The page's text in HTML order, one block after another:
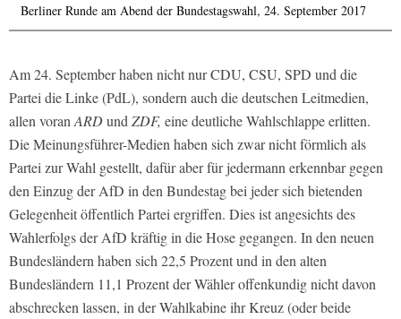
Berliner Runde am Abend der Bundestagswahl, 24. September 2017
Am 24. September haben nicht nur CDU, CSU, SPD und die
Partei die Linke (PdL), sondern auch die deutschen Leitmedien,
allen voran ARDund ZDF, eine deutliche Wahlschlappe erlitten.
Die Meinungsführer-Medien haben sich zwar nicht förmlich als
Partei zur Wahl gestellt, dafür aber für jedermann erkennbar gegen
den Einzug der AfD in den Bundestag bei jeder sich bietenden
Gelegenheit öffentlich Partei ergriffen. Dies ist angesichts des
Wahlerfolgs der AfD kräftig in die Hose gegangen. In den neuen
Bundesländern haben sich 22,5 Prozent und in den alten
Bundesländern 11,1 Prozent der Wähler offenkundig nicht davon
abschrecken lassen, in der Wahlkabine ihr Kreuz (oder beide